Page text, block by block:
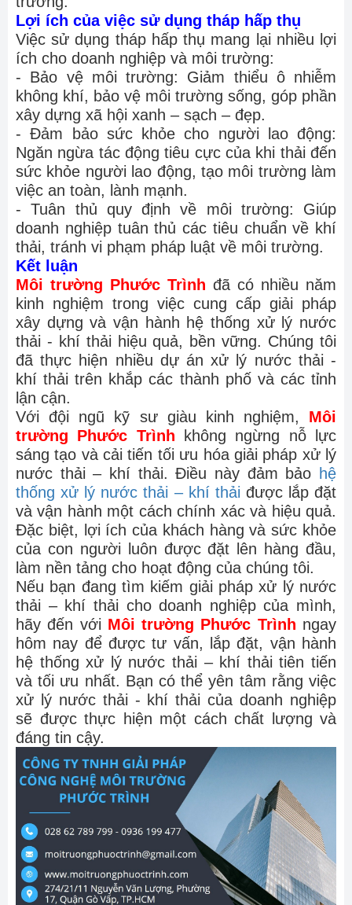
Lợi ích của việc sử dụng tháp hấp thụ
Việc sử dụng tháp hấp thụ mang lại nhiều lợi
ích cho doanh nghiệp và môi trường:
- Bảo vệ môi trường: Giảm thiểu ô nhiễm
không khí, bảo vệ môi trường sống, góp phần
xây dựng xã hội xanh – sạch – đẹp.
- Đảm bảo sức khỏe cho người lao động:
Ngăn ngừa tác động tiêu cực của khi thải đến
sức khỏe người lao động, tạo môi trường làm
việc an toàn, lành mạnh.
- Tuân thủ quy định về môi trường: Giúp
doanh nghiệp tuân thủ các tiêu chuẩn về khí
thải, tránh vi phạm pháp luật về môi trường.
Kết luận
Môi trường Phước Trình đã có nhiều năm
kinh nghiệm trong việc cung cấp giải pháp
xây dựng và vận hành hệ thống xử lý nước
thải - khí thải hiệu quả, bền vững. Chúng tôi
đã thực hiện nhiều dự án xử lý nước thải -
khí thải trên khắp các thành phố và các tỉnh
lận cận.
Với đội ngũ kỹ sư giàu kinh nghiệm, Môi
trường Phước Trình không ngừng nỗ lực
sáng tạo và cải tiến tối ưu hóa giải pháp xử lý
nước thải – khí thải. Điều này đảm bảo hệ
thống xử lý nước thải – khí thải được lắp đặt
và vận hành một cách chính xác và hiệu quả.
Đặc biệt, lợi ích của khách hàng và sức khỏe
của con người luôn được đặt lên hàng đầu,
làm nền tảng cho hoạt động của chúng tôi.
Nếu bạn đang tìm kiếm giải pháp xử lý nước
thải – khí thải cho doanh nghiệp của mình,
hãy đến với Môi trường Phước Trình ngay
hôm nay để được tư vấn, lắp đặt, vận hành
hệ thống xử lý nước thải – khí thải tiên tiến
và tối ưu nhất. Bạn có thể yên tâm rằng việc
xử lý nước thải - khí thải của doanh nghiệp
sẽ được thực hiện một cách chất lượng và
đáng tin cậy.